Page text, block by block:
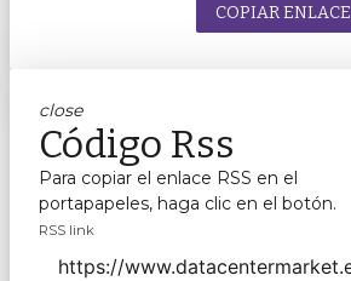
COPIAR ENLACE
close
Código Rss
Para copiar el enlace RSS en el
portapapeles, haga clic en el botón.
RSS link